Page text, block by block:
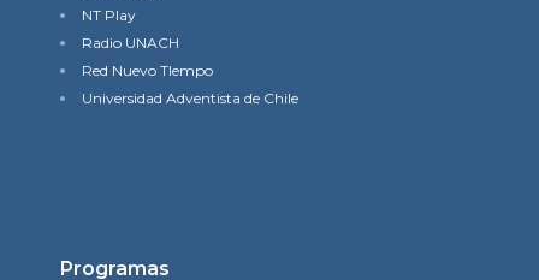
NT Play
Radio UNACH
Red Nuevo TIempo
Universidad Adventista de Chile
Programas